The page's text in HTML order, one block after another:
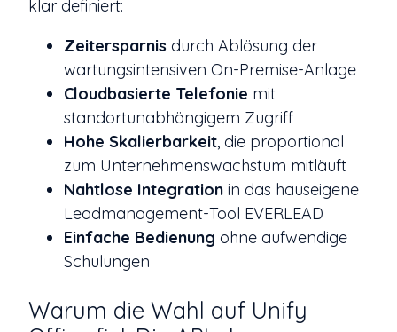
klar definiert:
Zeitersparnis durch Ablösung der
wartungsintensiven On-Premise-Anlage
Cloudbasierte Telefonie mit
standortunabhängigem Zugriff
Hohe Skalierbarkeit, die proportional
zum Unternehmenswachstum mitläuft
Nahtlose Integration in das hauseigene
Leadmanagement-Tool EVERLEAD
Einfache Bedienung ohne aufwendige
Schulungen
Warum die Wahl auf Unify